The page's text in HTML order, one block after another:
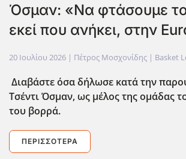
Όσμαν: «Να φτάσουμε
εκεί που ανήκει, στην
20 Ιουλίου 2026 | Πέτρος Μοσχονίδης | Basket
Διαβάστε όσα δήλωσε κατά την
Τσέντι Όσμαν, ως μέλος της ομάδας
του βορρά.
ΠΕΡΙΣΣΌΤΕΡΑ